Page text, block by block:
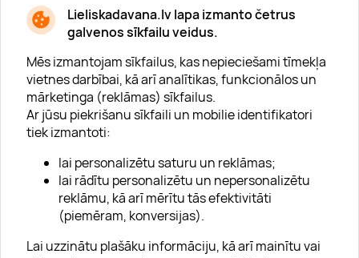
Lieliskadavana.lv lapa izmanto četrus
galvenos sīkfailu veidus.
Mēs izmantojam sīkfailus, kas nepieciešami tīmekļa
vietnes darbībai, kā arī analītikas, funkcionālos un
mārketinga (reklāmas) sīkfailus.
Ar jūsu piekrišanu sīkfaili un mobilie identifikatori
tiek izmantoti:
lai personalizētu saturu un reklāmas;
lai rādītu personalizētu un nepersonalizētu
reklāmu, kā arī mērītu tās efektivitāti
(piemēram, konversijas).
Lai uzzinātu plašāku informāciju, kā arī mainītu vai
* Esmu iepazinies/usies ar privātuma politiku
Par "Lieliska dāvana"
Uzņēmumiem